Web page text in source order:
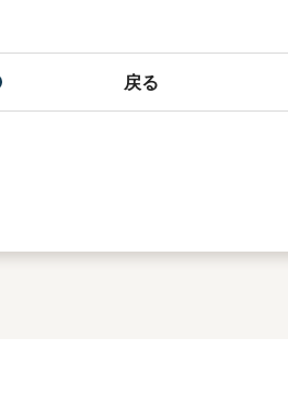
戻る